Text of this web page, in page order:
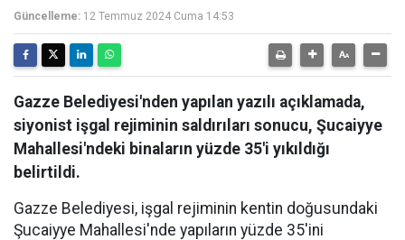
Güncelleme: 12 Temmuz 2024 Cuma 14:53
Gazze Belediyesi'nden yapılan yazılı açıklamada,
siyonist işgal rejiminin saldırıları sonucu, Şucaiyye
Mahallesi'ndeki binaların yüzde 35'i yıkıldığı
belirtildi.
Gazze Belediyesi, işgal rejiminin kentin doğusundaki
Şucaiyye Mahallesi'nde yapıların yüzde 35'ini